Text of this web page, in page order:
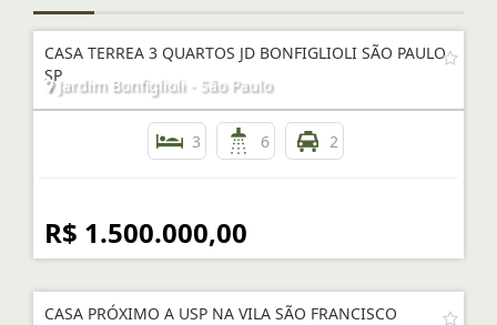
CASA TERREA 3 QUARTOS JD BONFIGLIOLI SÃO PAULO
SPJardim Bonfiglioli - São Paulo
3 6 2
R$ 1.500.000,00
CASA PRÓXIMO A USP NA VILA SÃO FRANCISCO